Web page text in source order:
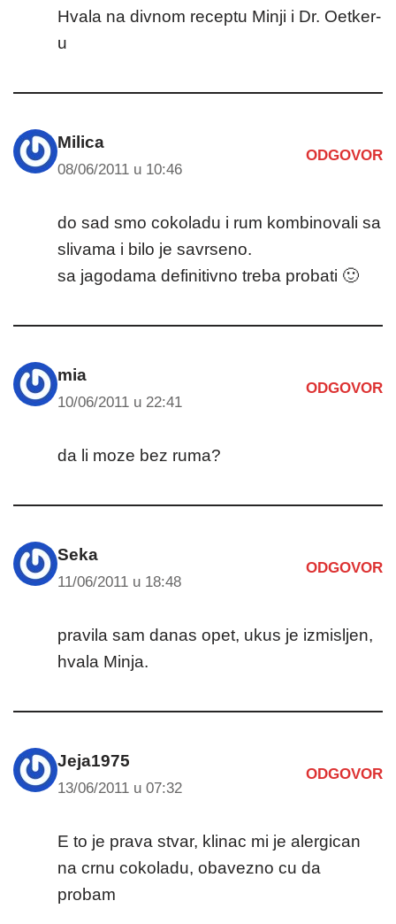
Hvala na divnom receptu Minji i Dr. Oetker-
u
Milica
08/06/2011 u 10:46
ODGOVOR
do sad smo cokoladu i rum kombinovali sa
slivama i bilo je savrseno.
sa jagodama definitivno treba probati 🙂
mia
10/06/2011 u 22:41
ODGOVOR
da li moze bez ruma?
Seka
11/06/2011 u 18:48
ODGOVOR
pravila sam danas opet, ukus je izmisljen,
hvala Minja.
Jeja1975
13/06/2011 u 07:32
ODGOVOR
E to je prava stvar, klinac mi je alergican
na crnu cokoladu, obavezno cu da
probam